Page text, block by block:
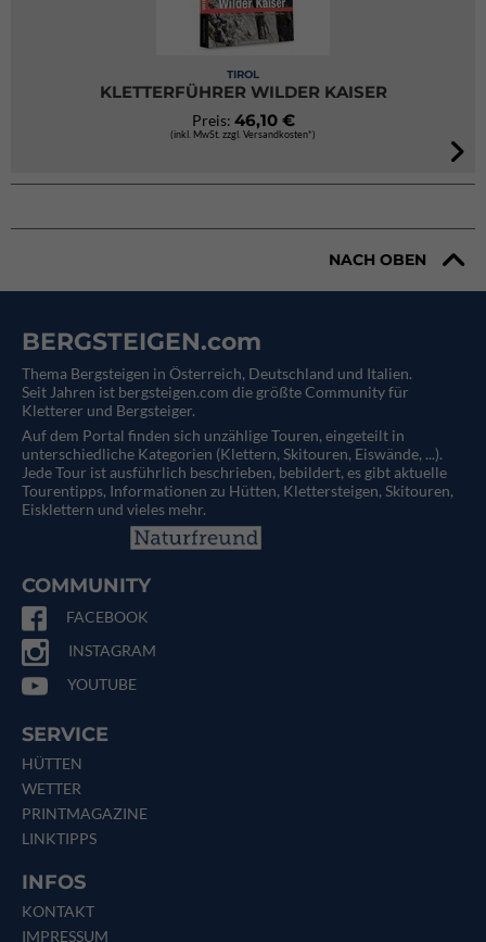
TIROL
KLETTERFÜHRER WILDER KAISER
Preis: 46,10 €
(inkl. MwSt. zzgl. Versandkosten*)
NACH OBEN
BERGSTEIGEN.com
Thema Bergsteigen in Österreich, Deutschland und Italien.
Seit Jahren ist bergsteigen.com die größte Community für
Kletterer und Bergsteiger.
Auf dem Portal finden sich unzählige Touren, eingeteilt in
unterschiedliche Kategorien (Klettern, Skitouren, Eiswände, ...).
Jede Tour ist ausführlich beschrieben, bebildert, es gibt aktuelle
Tourentipps, Informationen zu Hütten, Klettersteigen, Skitouren,
Eisklettern und vieles mehr.
COMMUNITY
FACEBOOK
INSTAGRAM
YOUTUBE
SERVICE
HÜTTEN
WETTER
PRINTMAGAZINE
LINKTIPPS
INFOS
KONTAKT
IMPRESSUM